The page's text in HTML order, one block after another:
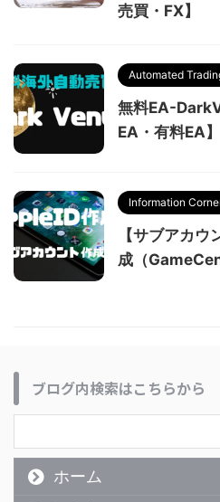
売買・FX】
Automated
無料EA-
EA・有料EA】
Information
【サブアカ
成（
ブログ内検索はこちらから
ホーム